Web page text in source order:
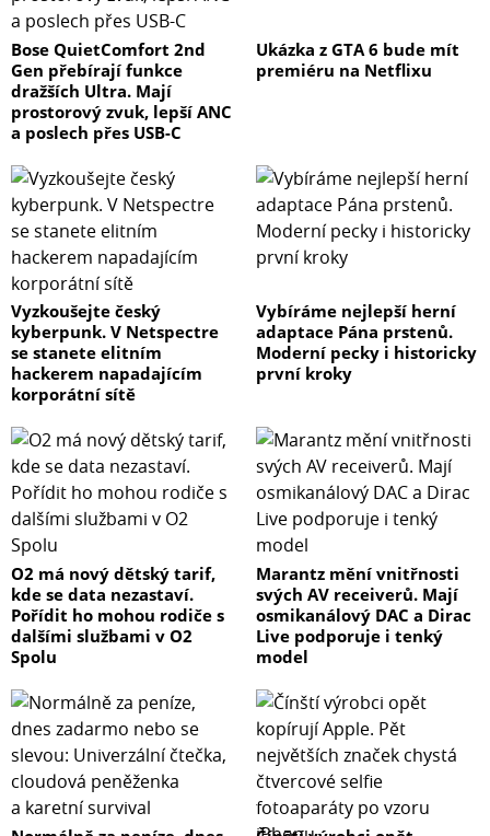
Bose QuietComfort 2nd
Gen přebírají funkce
dražších Ultra. Mají
prostorový zvuk, lepší ANC
a poslech přes USB-C
Ukázka z GTA 6 bude mít
premiéru na Netflixu
Vyzkoušejte český
kyberpunk. V Netspectre
se stanete elitním
hackerem napadajícím
korporátní sítě
Vybíráme nejlepší herní
adaptace Pána prstenů.
Moderní pecky i historicky
první kroky
O2 má nový dětský tarif,
kde se data nezastaví.
Pořídit ho mohou rodiče s
dalšími službami v O2
Spolu
Marantz mění vnitřnosti
svých AV receiverů. Mají
osmikanálový DAC a Dirac
Live podporuje i tenký
model